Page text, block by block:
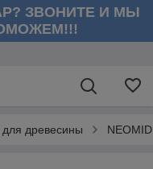
ЗВОНИТЕ И МЫ
для древесины NEOMID